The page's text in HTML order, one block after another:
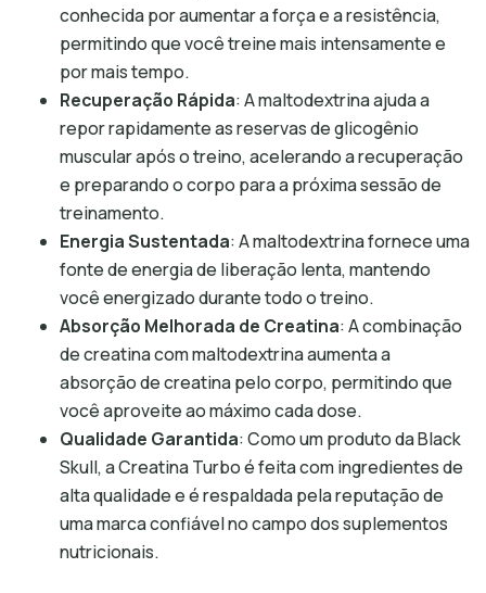
conhecida por aumentar a força e a resistência,
permitindo que você treine mais intensamente e
por mais tempo.
Recuperação Rápida: A maltodextrina ajuda a
repor rapidamente as reservas de glicogênio
muscular após o treino, acelerando a recuperação
e preparando o corpo para a próxima sessão de
treinamento.
Energia Sustentada: A maltodextrina fornece uma
fonte de energia de liberação lenta, mantendo
você energizado durante todo o treino.
Absorção Melhorada de Creatina: A combinação
de creatina com maltodextrina aumenta a
absorção de creatina pelo corpo, permitindo que
você aproveite ao máximo cada dose.
Qualidade Garantida: Como um produto da Black
Skull, a Creatina Turbo é feita com ingredientes de
alta qualidade e é respaldada pela reputação de
uma marca confiável no campo dos suplementos
nutricionais.